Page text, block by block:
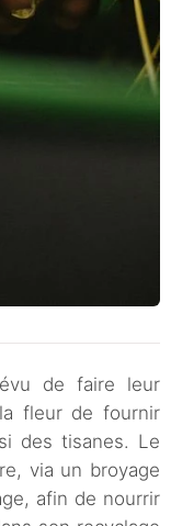
de faire leur
fleur de fournir
des tisanes. Le
via un broyage
afin de nourrir